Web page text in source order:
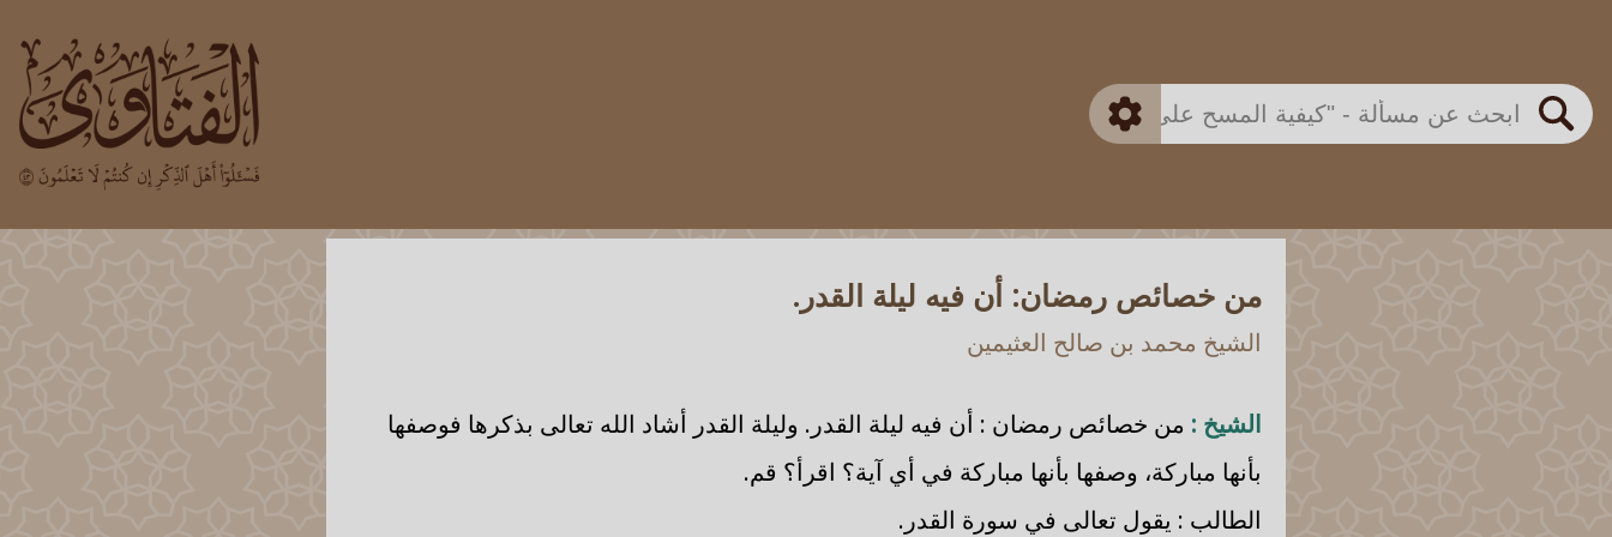
بحث
اللجنة الدائمة
متقدم
من خصائص رمضان: أن فيه ليلة القدر.
الشيخ محمد بن صالح العثيمين
الشيخ : من خصائص رمضان : أن فيه ليلة القدر. وليلة القدر أشاد الله تعالى بذكرها فوصفها
بأنها مباركة، وصفها بأنها مباركة في أي آية؟ اقرأ؟ قم.
الطالب : يقول تعالى في سورة القدر.